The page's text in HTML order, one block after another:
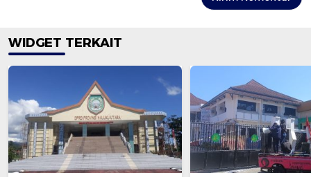
WIDGET TERKAIT